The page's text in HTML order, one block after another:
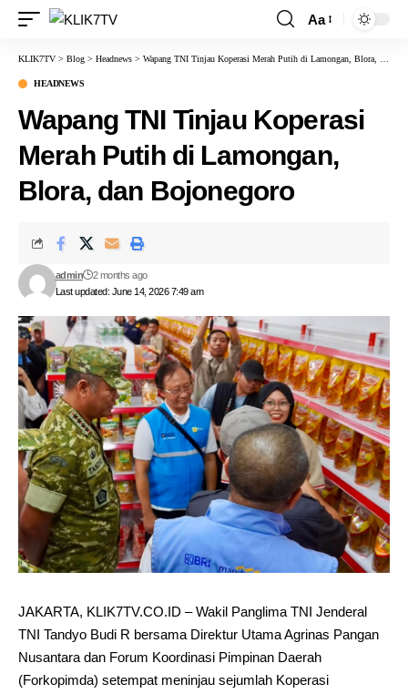
Aa
KLIK7TV > Blog > Headnews > Wapang TNI Tinjau Koperasi Merah Putih di Lamongan, Blora, dan Bojonegoro
HEADNEWS
Wapang TNI Tinjau Koperasi
Merah Putih di Lamongan,
Blora, dan Bojonegoro
Last updated: June 14, 2026 7:49 am
admin 2 months ago
JAKARTA, KLIK7TV.CO.ID – Wakil Panglima TNI Jenderal
TNI Tandyo Budi R bersama Direktur Utama Agrinas Pangan
Nusantara dan Forum Koordinasi Pimpinan Daerah
(Forkopimda) setempat meninjau sejumlah Koperasi